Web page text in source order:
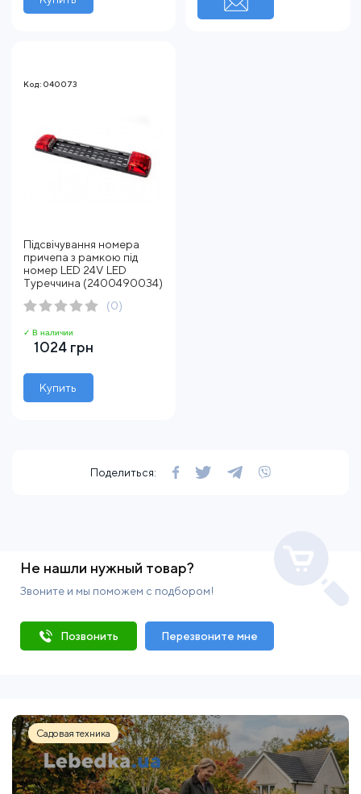
Код: 040073
Підсвічування номера
причепа з рамкою під
номер LED 24V LED
Туреччина (2400490034)
(0)
✓ В наличии
1024 грн
Купить
Поделиться:
Не нашли нужный товар?
Звоните и мы поможем с подбором!
Позвонить Перезвоните мне
Садовая техника